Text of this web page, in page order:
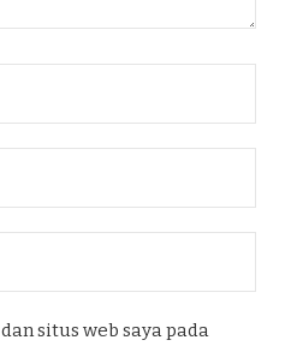
situs web saya pada